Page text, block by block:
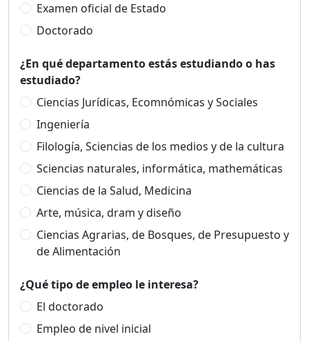
Examen oficial de Estado
Doctorado
¿En qué departamento estás estudiando o has
estudiado?
Ciencias Jurídicas, Ecomnómicas y Sociales
Ingeniería
Filología, Sciencias de los medios y de la cultura
Sciencias naturales, informática, mathemáticas
Ciencias de la Salud, Medicina
Arte, música, dram y diseño
Ciencias Agrarias, de Bosques, de Presupuesto y
de Alimentación
¿Qué tipo de empleo le interesa?
El doctorado
Empleo de nivel inicial